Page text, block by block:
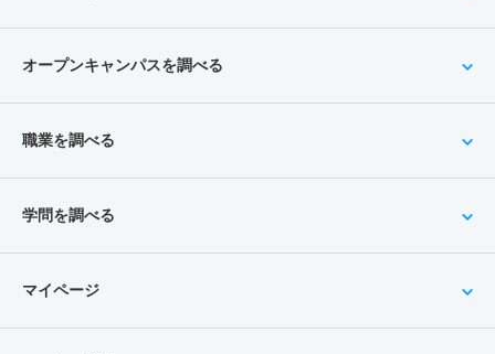
オープンキャンパスを調べる
職業を調べる
学問を調べる
マイページ